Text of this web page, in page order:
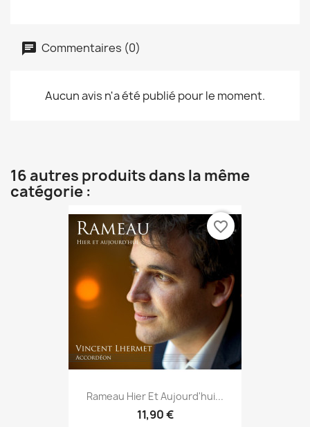
Commentaires (0)
Aucun avis n'a été publié pour le moment.
16 autres produits dans la même
catégorie :
Rameau Hier Et Aujourd'hui...
11,90 €
favorite_border